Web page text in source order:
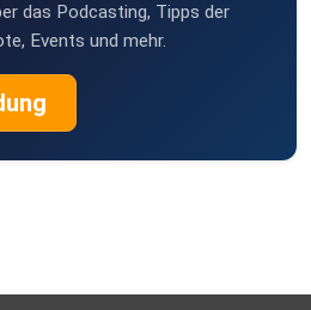
das Podcasting, Tipps der
Events und mehr.